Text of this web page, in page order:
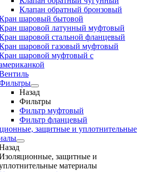
Клапан обратный бронзовый
шаровый бытовой
шаровой латунный муфтовый
шаровой стальной фланцевый
шаровой газовый муфтовый
шаровой муфтовый с
Назад
Фильтры
Фильтр муфтовый
Фильтр фланцевый
защитные и уплотнительные
защитные и
материалы